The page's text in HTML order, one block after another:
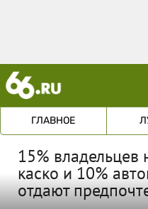
ГЛАВНОЕ
15%
каско и 10%
отдают